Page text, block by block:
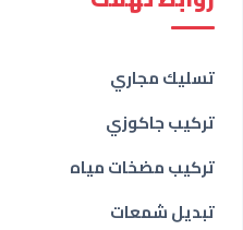
تسليك مجاري
تركيب جاكوزي
تركيب مضخات مياه
تبديل شمعات